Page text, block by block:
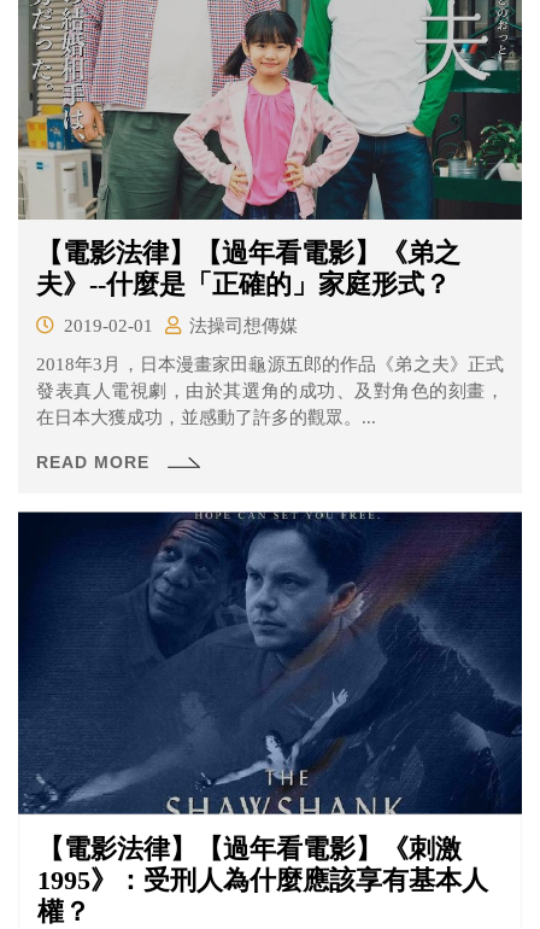
【電影法律】【過年看電影】《弟之
夫》--什麼是「正確的」家庭形式？
2019-02-01
法操司想傳媒
2018年3月，日本漫畫家田龜源五郎的作品《弟之夫》正式
發表真人電視劇，由於其選角的成功、及對角色的刻畫，
在日本大獲成功，並感動了許多的觀眾。...
READ MORE
【電影法律】【過年看電影】《刺激
1995》：受刑人為什麼應該享有基本人
權？